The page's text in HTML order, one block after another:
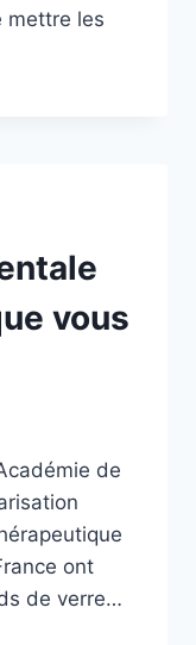
mettre les
vous
de
ont
de verre…